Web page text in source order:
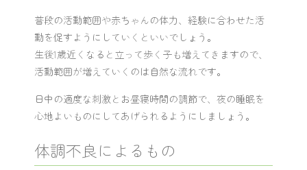
普段の活動範囲や赤ちゃんの体力、経験に合わせた活
動を促すようにしていくといいでしょう。
生後1歳近くなると立って歩く子も増えてきますので、
活動範囲が増えていくのは自然な流れです。
日中の適度な刺激とお昼寝時間の調節で、夜の睡眠を
心地よいものにしてあげられるようにしましょう。
体調不良によるもの